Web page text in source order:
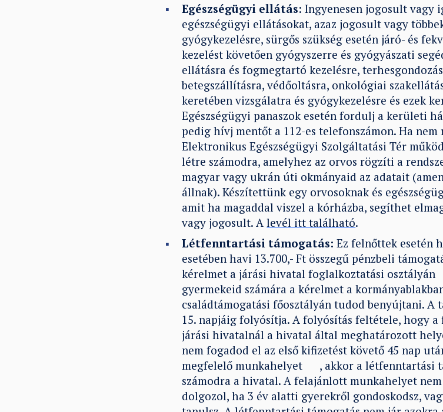
Egészségügyi ellátás: Ingyenesen jogosult vagy
egészségügyi ellátásokat, azaz jogosult vagy
gyógykezelésre, sürgős szükség esetén járó- és
kezelést követően gyógyszerre és gyógyászati
ellátásra és fogmegtartó kezelésre,
betegszállításra, védőoltásra, onkológiai
keretében vizsgálatra és gyógykezelésre és ezek
Egészségügyi panaszok esetén fordulj a kerületi
pedig hívj mentőt a 112-es telefonszámon. Ha nem
Elektronikus Egészségügyi Szolgáltatási Tér
létre számodra, amelyhez az orvos rögzíti a
magyar vagy ukrán úti okmányaid az adatait
állnak). Készítettünk egy orvosoknak és
amit ha magaddal viszel a kórházba, segíthet
vagy jogosult. Alevél itt található.
Létfenntartási támogatás: Ez felnőttek esetén
esetében havi 13.700,- Ft összegű pénzbeli
kérelmet a járási hivatal foglalkoztatási
gyermekeid számára a kérelmet a
családtámogatási főosztályán tudod benyújtani. A
15. napjáig folyósítja. A folyósítás feltétele, hogy
járási hivatalnál a hivatal által meghatározott
nem fogadod el az első kifizetést követő 45 nap
megfelelő munkahelyet , akkor a létfenntartási
számodra a hivatal. A felajánlott munkahelyet
dolgozol, ha 3 év alatti gyerekről gondoskodsz,